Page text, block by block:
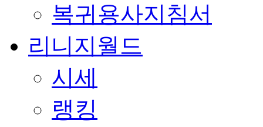
복귀용사지침서
리니지월드
시세
랭킹